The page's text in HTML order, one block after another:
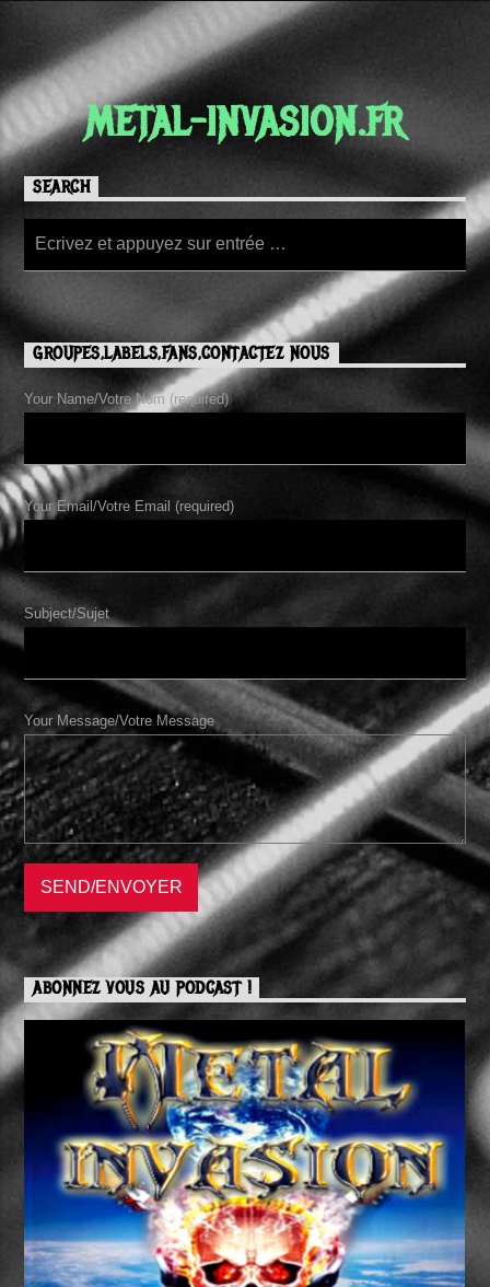
METAL-INVASION.FR
SEARCH
GROUPES,LABELS,FANS,CONTACTEZ NOUS
Your Name/Votre Nom (required)
Your Email/Votre Email (required)
Subject/Sujet
Your Message/Votre Message
ABONNEZ VOUS AU PODCAST !